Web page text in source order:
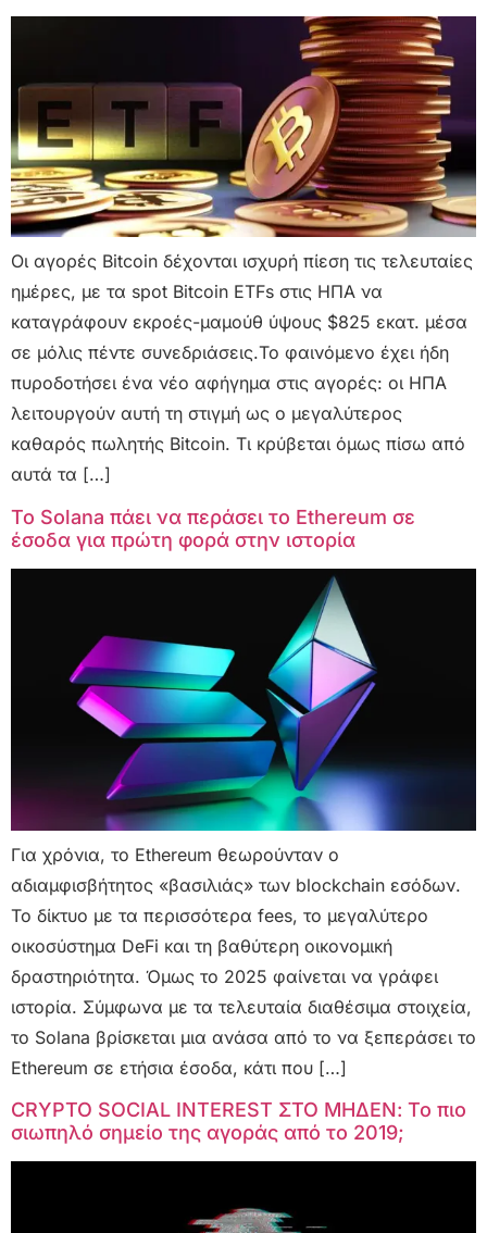
Οι αγορές Bitcoin δέχονται ισχυρή πίεση τις τελευταίες
ημέρες, με τα spot Bitcoin ETFs στις ΗΠΑ να
καταγράφουν εκροές-μαμούθ ύψους $825 εκατ. μέσα
σε μόλις πέντε συνεδριάσεις.Το φαινόμενο έχει ήδη
πυροδοτήσει ένα νέο αφήγημα στις αγορές: οι ΗΠΑ
λειτουργούν αυτή τη στιγμή ως ο μεγαλύτερος
καθαρός πωλητής Bitcoin. Τι κρύβεται όμως πίσω από
αυτά τα […]
Το Solana πάει να περάσει το Ethereum σε
έσοδα για πρώτη φορά στην ιστορία
Για χρόνια, το Ethereum θεωρούνταν ο
αδιαμφισβήτητος «βασιλιάς» των blockchain εσόδων.
Το δίκτυο με τα περισσότερα fees, το μεγαλύτερο
οικοσύστημα DeFi και τη βαθύτερη οικονομική
δραστηριότητα. Όμως το 2025 φαίνεται να γράφει
ιστορία. Σύμφωνα με τα τελευταία διαθέσιμα στοιχεία,
το Solana βρίσκεται μια ανάσα από το να ξεπεράσει το
Ethereum σε ετήσια έσοδα, κάτι που […]
CRYPTO SOCIAL INTEREST ΣΤΟ ΜΗΔΕΝ: Το πιο
σιωπηλό σημείο της αγοράς από το 2019;